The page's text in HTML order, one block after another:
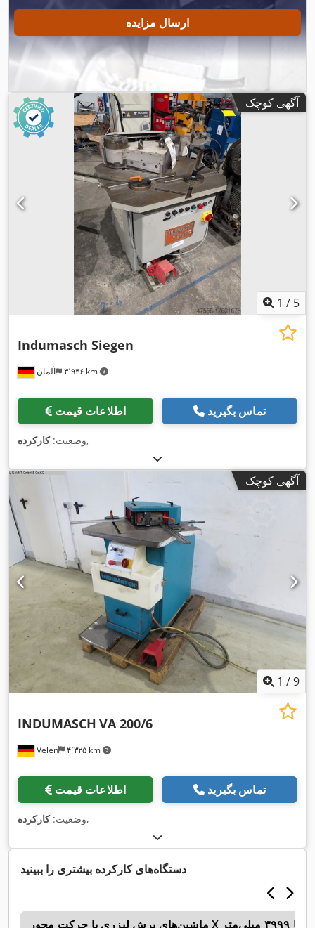
ارسال مزایده
آگهی کوچک
1 / 5
آلمان ۳٬۹۴۶ km
Indumasch Siegen
اطلاعات قیمت تماس بگیرید
وضعیت:کارکرده ,
آگهی کوچک
1 /9
Velen ۴٬۳۲۵ km
INDUMASCH VA 200/6
اطلاعات قیمت تماس بگیرید
وضعیت:کارکرده ,
دستگاه‌های کارکرده بیشتری را ببینید